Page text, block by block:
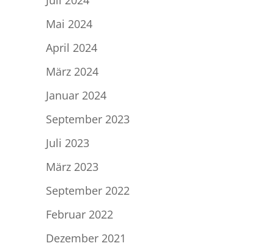
Mai 2024
April 2024
März 2024
Januar 2024
September 2023
Juli 2023
März 2023
September 2022
Februar 2022
Dezember 2021